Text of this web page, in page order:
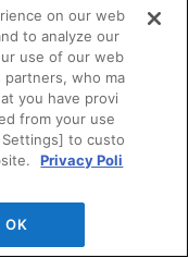
on our web
to analyze our
use of our web
who ma
you have provi
from your use
to custo
Privacy Poli
OK